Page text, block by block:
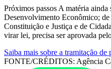
Próximos passos A matéria ainda
Desenvolvimento Econômico;
Constituição e Justiça e de
virar lei, precisa ser aprovada
Saiba mais sobre a tramitação de
FONTE/CRÉDITOS: Agência